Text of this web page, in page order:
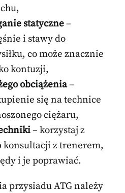
statyczne–
i stawy do
co może znacznie
kontuzji,
obciążenia–
się na technice
ciężaru,
– korzystaj z
z trenerem,
i je poprawiać.
przysiadu ATG należy